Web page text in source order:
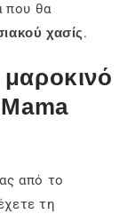
που θα
χασίς.
μαροκινό
από το
τη